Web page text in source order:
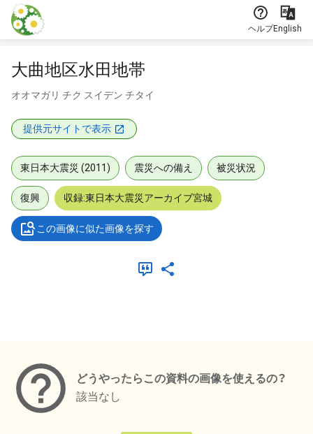
本文に飛ぶ
ヘルプEnglish
大曲地区水田地帯
オオマガリ チク スイデン チタイ
提供元サイトで表示
東日本大震災 (2011) 震災への備え 被災状況
復興 収録:東日本大震災アーカイブ宮城
この画像に似た画像を探す
どうやったらこの資料の画像を使えるの？
該当なし